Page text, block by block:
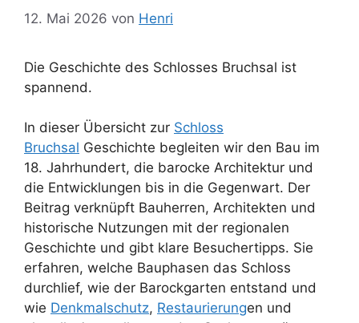
12. Mai 2026 von Henri
Die Geschichte des Schlosses Bruchsal ist
spannend.
In dieser Übersicht zur Schloss
Bruchsal Geschichte begleiten wir den Bau im
18. Jahrhundert, die barocke Architektur und
die Entwicklungen bis in die Gegenwart. Der
Beitrag verknüpft Bauherren, Architekten und
historische Nutzungen mit der regionalen
Geschichte und gibt klare Besuchertipps. Sie
erfahren, welche Bauphasen das Schloss
durchlief, wie der Barockgarten entstand und
wie Denkmalschutz, Restaurierungen und